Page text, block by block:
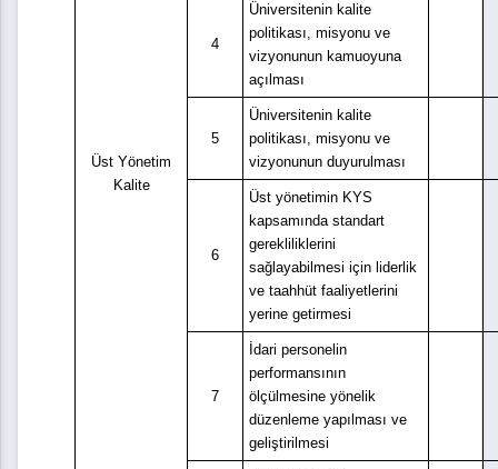
Üst Yönetim
Kalite
4
Üniversitenin kalite
politikası, misyonu ve
vizyonunun kamuoyuna
açılması
5
Üniversitenin kalite
politikası, misyonu ve
vizyonunun duyurulması
6
Üst yönetimin KYS
kapsamında standart
gerekliliklerini
sağlayabilmesi için liderlik
ve taahhüt faaliyetlerini
yerine getirmesi
7
İdari personelin
performansının
ölçülmesine yönelik
düzenleme yapılması ve
geliştirilmesi